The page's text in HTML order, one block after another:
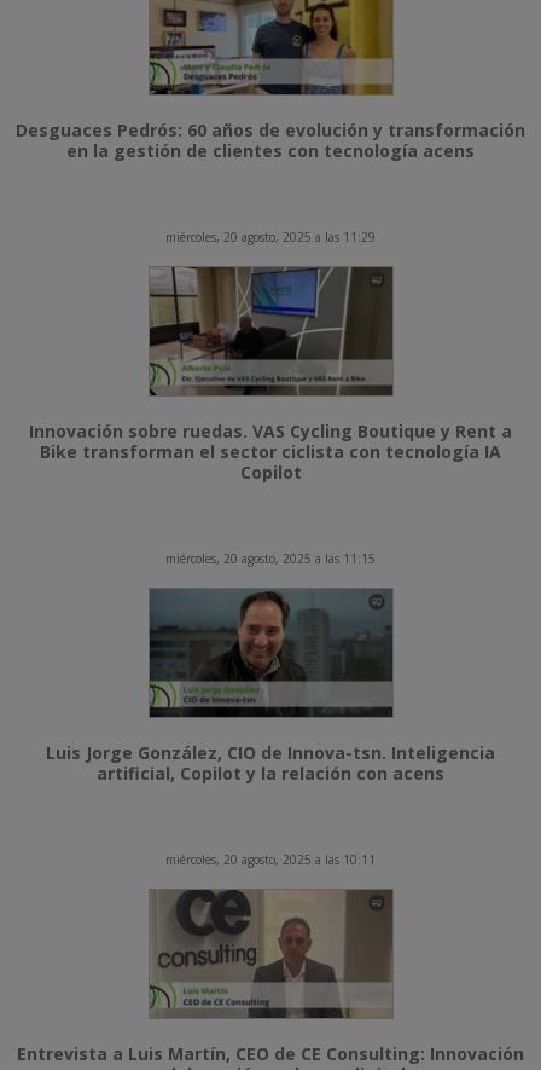
Desguaces Pedrós: 60 años de evolución y transformación
en la gestión de clientes con tecnología acens
miércoles, 20 agosto, 2025 a las 11:29
Innovación sobre ruedas. VAS Cycling Boutique y Rent a
Bike transforman el sector ciclista con tecnología IA
Copilot
miércoles, 20 agosto, 2025 a las 11:15
Luis Jorge González, CIO de Innova-tsn. Inteligencia
artificial, Copilot y la relación con acens
miércoles, 20 agosto, 2025 a las 10:11
Entrevista a Luis Martín, CEO de CE Consulting: Innovación